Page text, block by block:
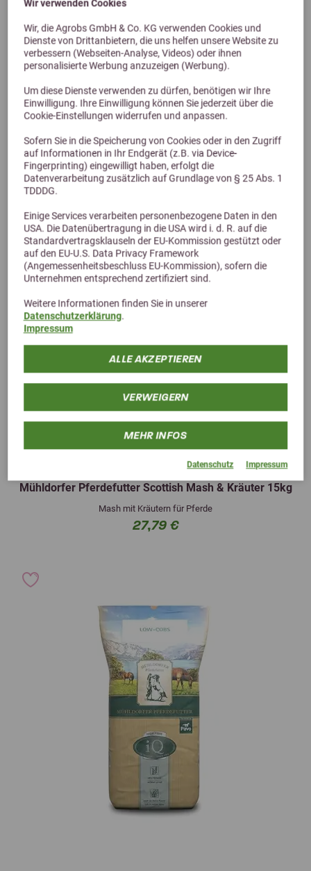
Wir verwenden Cookies
Wir, die Agrobs GmbH & Co. KG verwenden Cookies und
Dienste von Drittanbietern, die uns helfen unsere Website zu
verbessern (Webseiten-Analyse, Videos) oder ihnen
personalisierte Werbung anzuzeigen (Werbung).
Um diese Dienste verwenden zu dürfen, benötigen wir Ihre
Einwilligung. Ihre Einwilligung können Sie jederzeit über die
Cookie-Einstellungen widerrufen und anpassen.
Sofern Sie in die Speicherung von Cookies oder in den Zugriff
auf Informationen in Ihr Endgerät (z.B. via Device-
Fingerprinting) eingewilligt haben, erfolgt die
Datenverarbeitung zusätzlich auf Grundlage von § 25 Abs. 1
TDDDG.
Einige Services verarbeiten personenbezogene Daten in den
USA. Die Datenübertragung in die USA wird i. d. R. auf die
Standardvertragsklauseln der EU-Kommission gestützt oder
auf den EU-U.S. Data Privacy Framework
(Angemessenheitsbeschluss EU-Kommission), sofern die
Unternehmen entsprechend zertifiziert sind.
Weitere Informationen finden Sie in unserer
Datenschutzerklärung.
Impressum
ALLE AKZEPTIEREN
VERWEIGERN
MEHR INFOS
Datenschutz Impressum
4,0 (1 Bewertungen)
Mühldorfer Pferdefutter Low Glycaemic prebiotic 15kg
Pferdefutter mit niedrigem Zucker- und Stärkegehalt
5,0 (5 Bewertungen)
Mühldorfer Pferdefutter Scottish Mash & Kräuter 15kg
Mash mit Kräutern für Pferde
27,79 €